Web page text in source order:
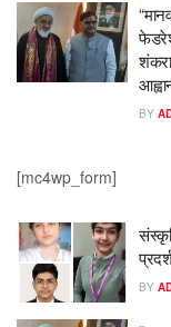
BY
[mc4wp_form]
BY